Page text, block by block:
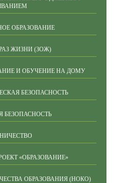
ОБРАЗОВАНИЕ
ЖИЗНИ (ЗОЖ)
И ОБУЧЕНИЕ НА ДОМУ
БЕЗОПАСНОСТЬ
БЕЗОПАСНОСТЬ
«ОБРАЗОВАНИЕ»
ОБРАЗОВАНИЯ (НОКО)